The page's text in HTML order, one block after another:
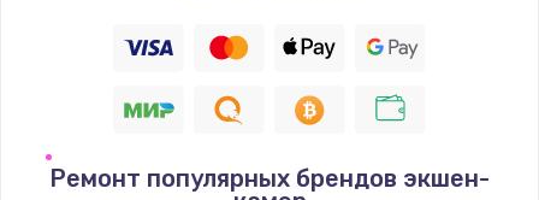
1400 руб.
Ремонт популярных брендов экшен-